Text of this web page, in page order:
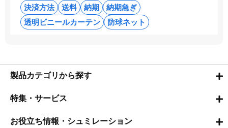
決済方法 送料 納期
納期急ぎ
透明ビニールカーテン
防球ネット
製品カテゴリから探す
特集・サービス
お役立ち情報・シュミレーション